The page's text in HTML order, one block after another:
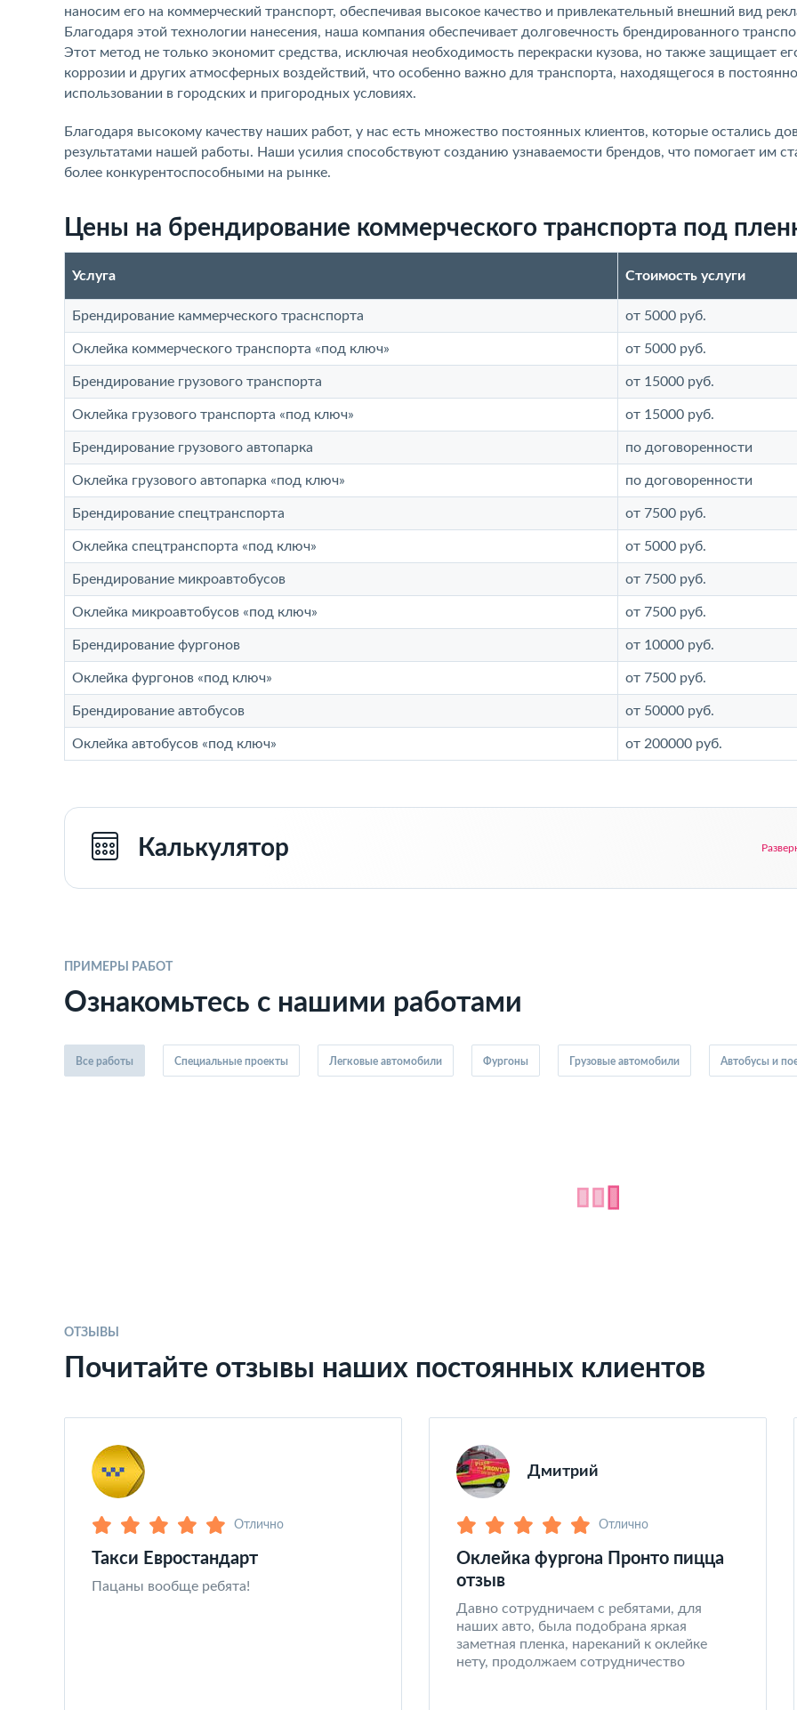
наносим его на коммерческий транспорт, обеспечивая высокое качество и привлекательный внешний вид
Благодаря этой технологии нанесения, наша компания обеспечивает долговечность брендированного
Этот метод не только экономит средства, исключая необходимость перекраски кузова, но также защищает
коррозии и других атмосферных воздействий, что особенно важно для транспорта, находящегося в
использовании в городских и пригородных условиях.
Благодаря высокому качеству наших работ, у нас есть множество постоянных клиентов, которые остались
результатами нашей работы. Наши усилия способствуют созданию узнаваемости брендов, что помогает им
более конкурентоспособными на рынке.
Цены на брендирование коммерческого транспорта под
Услуга Стоимость услуги
Брендирование каммерческого траснспорта от 5000 руб.
Оклейка коммерческого транспорта «под ключ» от 5000 руб.
Брендирование грузового транспорта от 15000 руб.
Оклейка грузового транспорта «под ключ» от 15000 руб.
Брендирование грузового автопарка по договоренности
Оклейка грузового автопарка «под ключ» по договоренности
Брендирование спецтранспорта от 7500 руб.
Оклейка спецтранспорта «под ключ» от 5000 руб.
Брендирование микроавтобусов от 7500 руб.
Оклейка микроавтобусов «под ключ» от 7500 руб.
Брендирование фургонов от 10000 руб.
Оклейка фургонов «под ключ» от 7500 руб.
Брендирование автобусов от 50000 руб.
Оклейка автобусов «под ключ» от 200000 руб.
Калькулятор
ПРИМЕРЫ РАБОТ
Ознакомьтесь с нашими работами
Все работы Специальные проекты Легковые автомобили Фургоны Грузовые автомобили Автобусы и
ОТЗЫВЫ
Почитайте отзывы наших постоянных клиентов
Отлично
Такси Евростандарт
Пацаны вообще ребята!
Дмитрий
Отлично
Оклейка фургона Пронто пицца
отзыв
Давно сотрудничаем с ребятами, для
наших авто, была подобрана яркая
заметная пленка, нареканий к оклейке
нету, продолжаем сотрудничество